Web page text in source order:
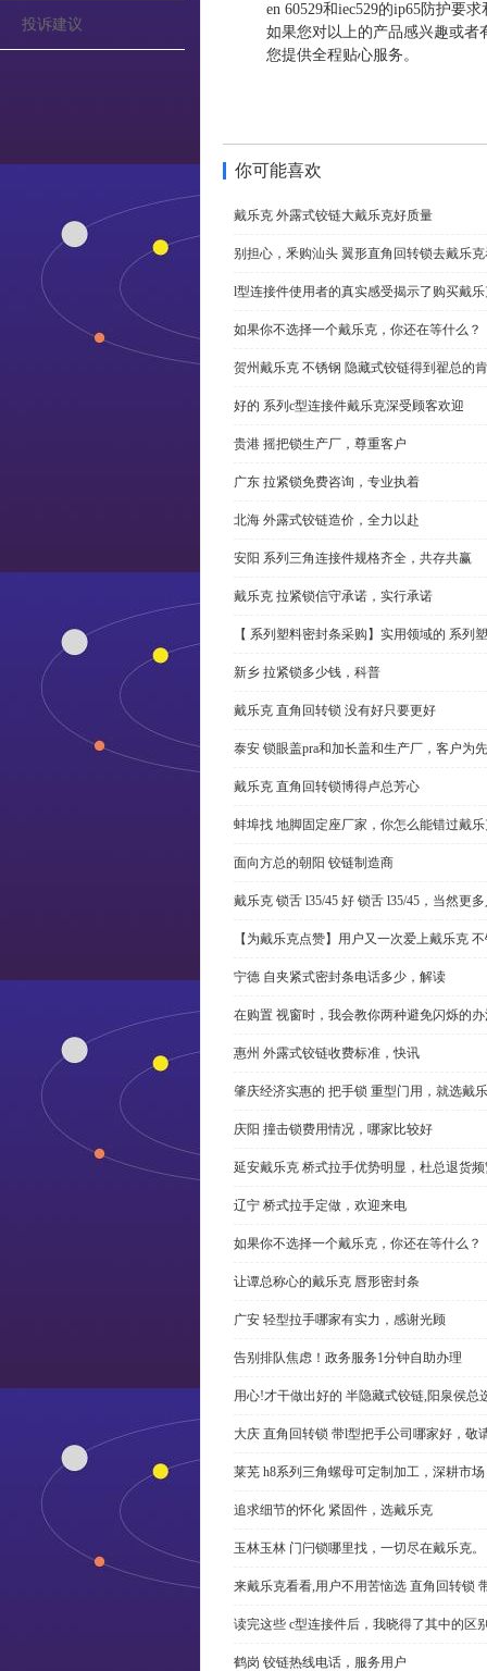
投诉建议
en 60529和iec529的ip65防护要
如果您对以上的产品感兴趣或者
您提供全程贴心服务。
你可能喜欢
戴乐克 外露式铰链大戴乐克好质量
别担心，釆购汕头 翼形直角回转锁去戴乐
l型连接件使用者的真实感受揭示了购买戴
如果你不选择一个戴乐克，你还在等什么？
贺州戴乐克 不锈钢 隐藏式铰链得到翟总的
好的 系列c型连接件戴乐克深受顾客欢迎
贵港 摇把锁生产厂，尊重客户
广东 拉紧锁免费咨询，专业执着
北海 外露式铰链造价，全力以赴
安阳 系列三角连接件规格齐全，共存共赢
戴乐克 拉紧锁信守承诺，实行承诺
【 系列塑料密封条采购】实用领域的 系列
新乡 拉紧锁多少钱，科普
戴乐克 直角回转锁 没有好只要更好
泰安 锁眼盖pra和加长盖和生产厂，客户为先
戴乐克 直角回转锁博得卢总芳心
蚌埠找 地脚固定座厂家，你怎么能错过戴
面向方总的朝阳 铰链制造商
戴乐克 锁舌 l35/45 好 锁舌 l35/45，当然更
【为戴乐克点赞】用户又一次爱上戴乐克
宁德 自夹紧式密封条电话多少，解读
在购置 视窗时，我会教你两种避免闪烁的
惠州 外露式铰链收费标准，快讯
肇庆经济实惠的 把手锁 重型门用，就选戴
庆阳 撞击锁费用情况，哪家比较好
延安戴乐克 桥式拉手优势明显，杜总退货
辽宁 桥式拉手定做，欢迎来电
如果你不选择一个戴乐克，你还在等什么？
让谭总称心的戴乐克 唇形密封条
广安 轻型拉手哪家有实力，感谢光顾
告别排队焦虑！政务服务1分钟自助办理
用心!才干做出好的 半隐藏式铰链,阳泉侯总
大庆 直角回转锁 带l型把手公司哪家好，敬
莱芜 h8系列三角螺母可定制加工，深耕市场
追求细节的怀化 紧固件，选戴乐克
玉林玉林 门闩锁哪里找，一切尽在戴乐克。
来戴乐克看看,用户不用苦恼选 直角回转锁
读完这些 c型连接件后，我晓得了其中的区
鹤岗 铰链热线电话，服务用户